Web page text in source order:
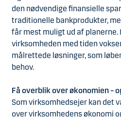
den nødvendige finansielle
traditionelle bankprodukter,
får mest muligt ud af planerne.
virksomheden med tiden
målrettede løsninger, som
behov.
Få overblik over økonomien –
Som virksomhedsejer kan det
over virksomhedens økonomi